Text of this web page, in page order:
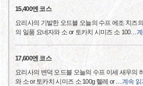
15,400엔 코스
요리사의 기발한 오드블 오늘의 수프 에조 치즈
의 일품 요네자와 소 or 토카치 시미즈 소 100… 계
17,600엔 코스
요리사의 변덕 오드블 오늘의 수프 이세 새우의
와 소 or 토카치 시미즈 소 100g 헬레 or
계속 읽